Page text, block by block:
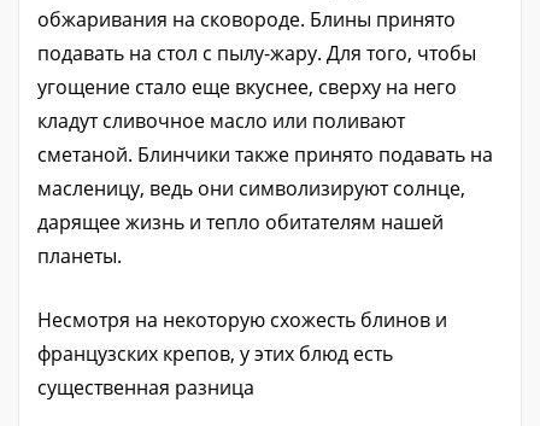
обжаривания на сковороде. Блины принято
подавать на стол с пылу-жару. Для того, чтобы
угощение стало еще вкуснее, сверху на него
кладут сливочное масло или поливают
сметаной. Блинчики также принято подавать на
масленицу, ведь они символизируют солнце,
дарящее жизнь и тепло обитателям нашей
планеты.
Несмотря на некоторую схожесть блинов и
французских крепов, у этих блюд есть
существенная разница